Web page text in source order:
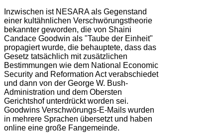
Inzwischen ist NESARA als Gegenstand
einer kultähnlichen Verschwörungstheorie
bekannter geworden, die von Shaini
Candace Goodwin als "Taube der Einheit"
propagiert wurde, die behauptete, dass das
Gesetz tatsächlich mit zusätzlichen
Bestimmungen wie dem National Economic
Security and Reformation Act verabschiedet
und dann von der George W. Bush-
Administration und dem Obersten
Gerichtshof unterdrückt worden sei.
Goodwins Verschwörungs-E-Mails wurden
in mehrere Sprachen übersetzt und haben
online eine große Fangemeinde.